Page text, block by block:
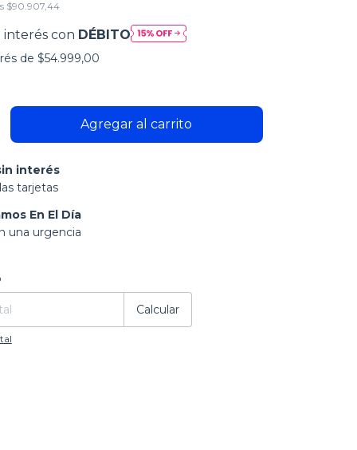
$90.907,44
interés con DÉBITO
de $54.999,00
interés
tarjetas
En El Día
una urgencia
Calcular